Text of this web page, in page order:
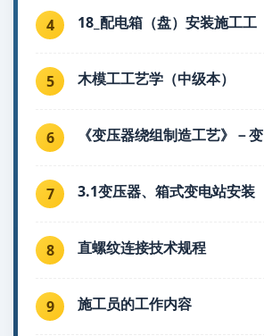
4 18_配电箱（盘）安装施工工
5 木模工工艺学（中级本）
6 《变压器绕组制造工艺》－变
7 3.1变压器、箱式变电站安装
8 直螺纹连接技术规程
9 施工员的工作内容